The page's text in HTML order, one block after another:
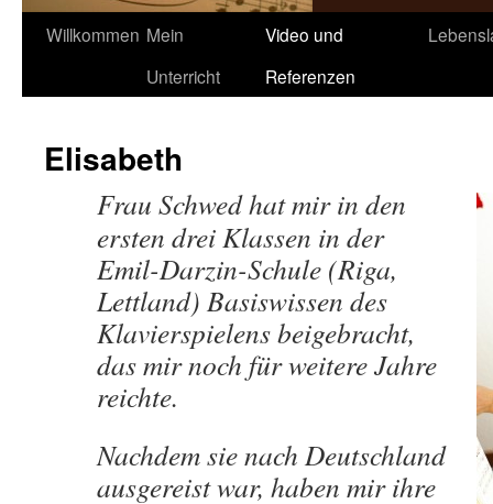
Willkommen Mein
Unterricht
Video und
Referenzen
Elisabeth
Frau Schwed hat mir in den
ersten drei Klassen in der
Emil-Darzin-Schule (Riga,
Lettland) Basiswissen des
Klavierspielens beigebracht,
das mir noch für weitere Jahre
reichte.
Nachdem sie nach Deutschland
ausgereist war, haben mir ihre